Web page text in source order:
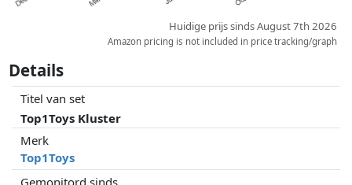
Huidige prijs sinds August 7th 2026
Amazon pricing is not included in price tracking/graph
Details
Titel van set
Top1Toys Kluster
Merk
Top1Toys
Gemonitord sinds